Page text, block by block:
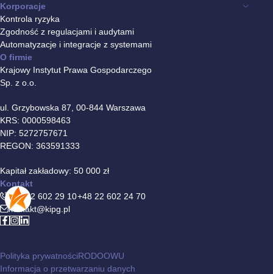
Korporacje
Kontrola ryzyka
Zgodność z regulacjami i audytami
Automatyzacje i integracje z systemami
O firmie
Krajowy Instytut Prawa Gospodarczego
Sp. z o.o.
ul. Grzybowska 87, 00-844 Warszawa
KRS: 0000598463
NIP: 5272757671
REGON: 363591333
Kapitał zakładowy: 50 000 zł
Kontakt
+48 22 602 29 10+48 22 602 24 70
kontakt@kipg.pl
Polityka prywatnościRODOOWU
Informacja o przetwarzaniu danych